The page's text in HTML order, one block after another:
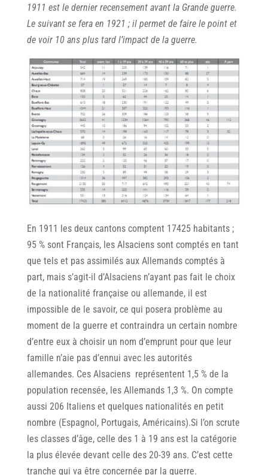
1911 est le dernier recensement avant la Grande guerre.
Le suivant se fera en 1921 ; il permet de faire le point et
de voir 10 ans plus tard l’impact de la guerre.
En 1911 les deux cantons comptent 17425 habitants ;
95 % sont Français, les Alsaciens sont comptés en tant
que tels et pas assimilés aux Allemands comptés à
part, mais s’agit-il d’Alsaciens n’ayant pas fait le choix
de la nationalité française ou allemande, il est
impossible de le savoir, ce qui posera problème au
moment de la guerre et contraindra un certain nombre
d’entre eux à choisir un nom d’emprunt pour que leur
famille n’aie pas d’ennui avec les autorités
allemandes. Ces Alsaciens représentent 1,5 % de la
population recensée, les Allemands 1,3 %. On compte
aussi 206 Italiens et quelques nationalités en petit
nombre (Espagnol, Portugais, Américains).Si l’on scrute
les classes d’âge, celle des 1 à 19 ans est la catégorie
la plus élevée devant celle des 20-39 ans. C’est cette
tranche qui va être concernée par la guerre.